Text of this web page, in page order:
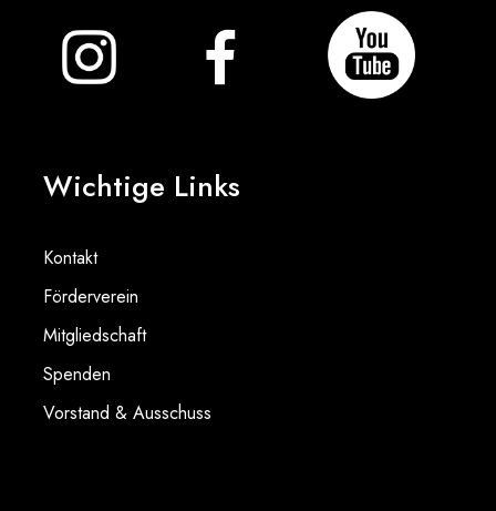
Wichtige Links
Kontakt
Förderverein
Mitgliedschaft
Spenden
Vorstand & Ausschuss